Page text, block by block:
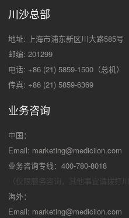
川沙总部
地址: 上海市浦东新区川大路585号
邮编: 201299
电话: +86 (21) 5859-1500（总机）
传真: +86 (21) 5859-6369
业务咨询
中国：
Email: marketing@medicilon.com
业务咨询专线：400-780-8018
海外：
Email: marketing@medicilon.com